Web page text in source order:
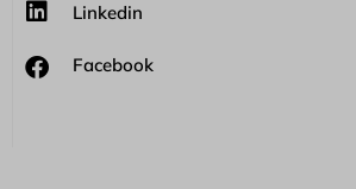
Linkedin
Facebook